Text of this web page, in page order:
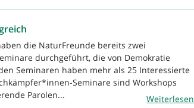
die NaturFreunde bereits zwei
durchgeführt, die von Demokratie
Seminaren haben mehr als 25 Interessierte
Seminare sind Workshops
Parolen...
Weiterlesen